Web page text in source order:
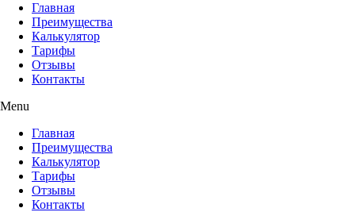
Главная
Преимущества
Калькулятор
Тарифы
Отзывы
Контакты
Menu
Главная
Преимущества
Калькулятор
Тарифы
Отзывы
Контакты